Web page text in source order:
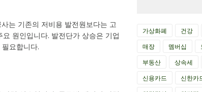
는 기존의 저비용 발전원보다는 고
원인입니다. 발전단가 상승은 기업
요합니다.
가상화폐 건강
매장
멤버십
부동산
상속세
신용카드
신한카